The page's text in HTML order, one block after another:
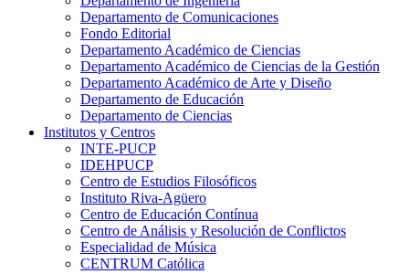
Departamento de Comunicaciones
Fondo Editorial
Departamento Académico de Ciencias
Departamento Académico de Ciencias de la Gestión
Departamento Académico de Arte y Diseño
Departamento de Educación
Departamento de Ciencias
Institutos y Centros
INTE-PUCP
IDEHPUCP
Centro de Estudios Filosóficos
Instituto Riva-Agüero
Centro de Educación Contínua
Centro de Análisis y Resolución de Conflictos
Especialidad de Música
CENTRUM Católica